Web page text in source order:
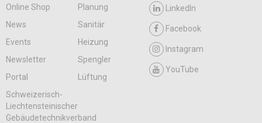
Online Shop
Planung
News
Sanitär
Events
Heizung
Newsletter
Spengler
Portal
Lüftung
LinkedIn
Facebook
Instagram
YouTube
Schweizerisch-
Liechtensteinischer
Gebäudetechnikverband